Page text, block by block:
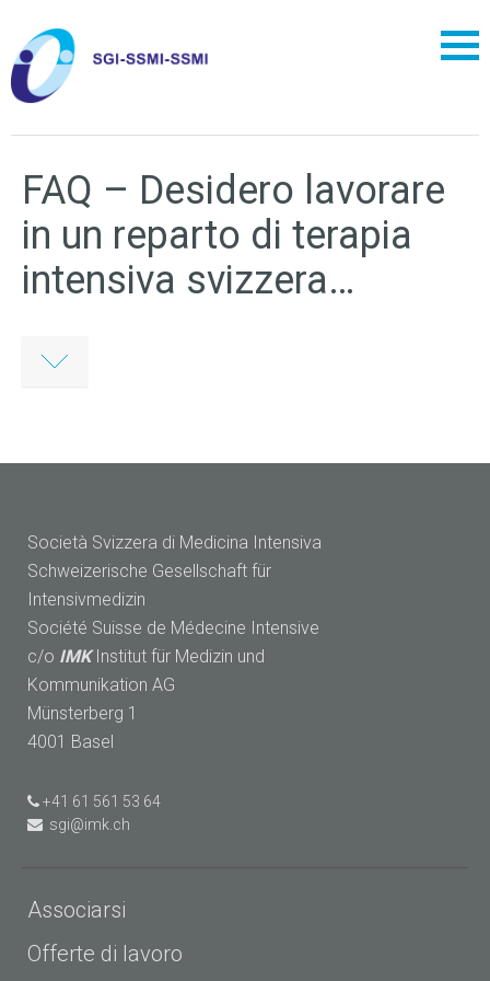
FAQ – Desidero lavorare
in un reparto di terapia
intensiva svizzera…
Società Svizzera di Medicina Intensiva
Schweizerische Gesellschaft für
Intensivmedizin
Société Suisse de Médecine Intensive
c/o IMK Institut für Medizin und
Kommunikation AG
Münsterberg 1
4001 Basel
+41 61 561 53 64
sgi@imk.ch
Associarsi
Offerte di lavoro